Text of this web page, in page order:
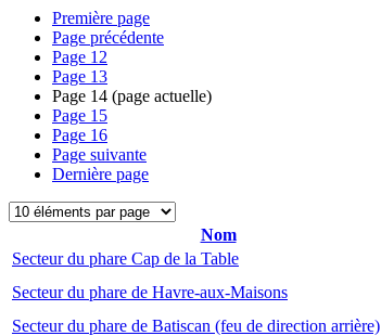
Première page
Page précédente
Page 12
Page 13
Page 14 (page actuelle)
Page 15
Page 16
Page suivante
Dernière page
Nom
Secteur du phare Cap de la Table
Secteur du phare de Havre-aux-Maisons
Secteur du phare de Batiscan (feu de direction arrière)